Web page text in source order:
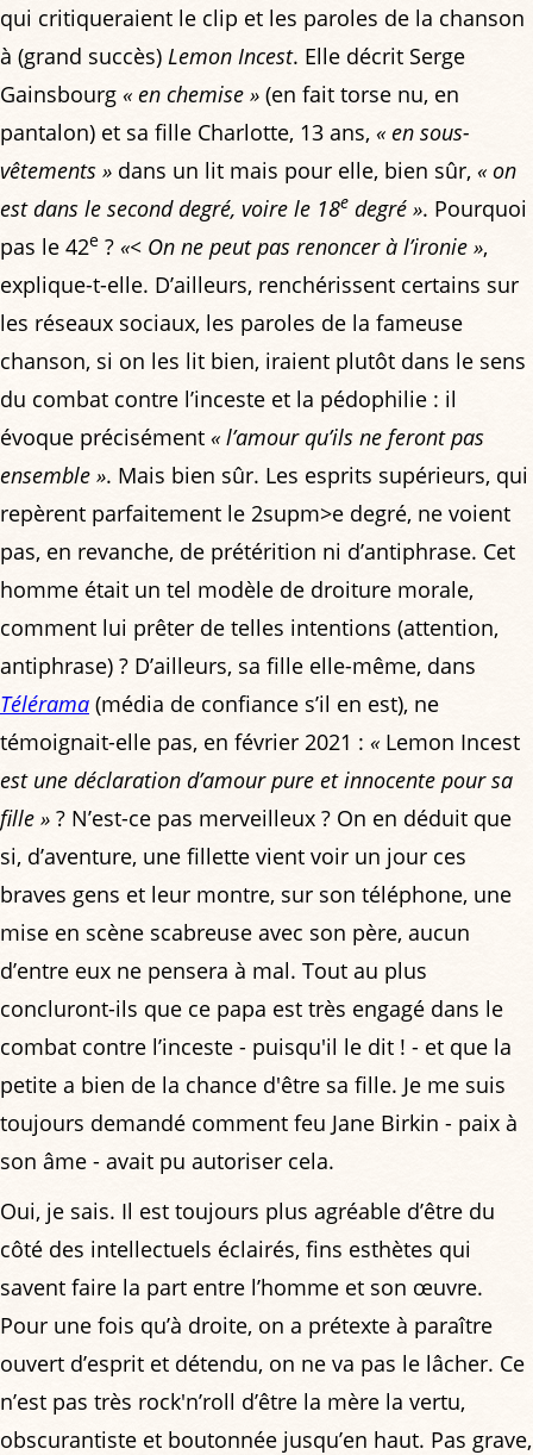
qui critiqueraient le clip et les paroles de la chanson
à (grand succès) Lemon Incest. Elle décrit Serge
Gainsbourg « en chemise » (en fait torse nu, en
pantalon) et sa fille Charlotte, 13 ans, « en sous-
vêtements » dans un lit mais pour elle, bien sûr, « on
est dans le second degré, voire le 18e degré ». Pourquoi
pas le 42e ? «< On ne peut pas renoncer à l’ironie »,
explique-t-elle. D’ailleurs, renchérissent certains sur
les réseaux sociaux, les paroles de la fameuse
chanson, si on les lit bien, iraient plutôt dans le sens
du combat contre l’inceste et la pédophilie : il
évoque précisément « l’amour qu’ils ne feront pas
ensemble ». Mais bien sûr. Les esprits supérieurs, qui
repèrent parfaitement le 2supm>e degré, ne voient
pas, en revanche, de prétérition ni d’antiphrase. Cet
homme était un tel modèle de droiture morale,
comment lui prêter de telles intentions (attention,
antiphrase) ? D’ailleurs, sa fille elle-même, dans
Télérama (média de confiance s’il en est), ne
témoignait-elle pas, en février 2021 : « Lemon Incest
est une déclaration d’amour pure et innocente pour sa
fille » ? N’est-ce pas merveilleux ? On en déduit que
si, d’aventure, une fillette vient voir un jour ces
braves gens et leur montre, sur son téléphone, une
mise en scène scabreuse avec son père, aucun
d’entre eux ne pensera à mal. Tout au plus
concluront-ils que ce papa est très engagé dans le
combat contre l’inceste - puisqu'il le dit ! - et que la
petite a bien de la chance d'être sa fille. Je me suis
toujours demandé comment feu Jane Birkin - paix à
son âme - avait pu autoriser cela.
Oui, je sais. Il est toujours plus agréable d’être du
côté des intellectuels éclairés, fins esthètes qui
savent faire la part entre l’homme et son œuvre.
Pour une fois qu’à droite, on a prétexte à paraître
ouvert d’esprit et détendu, on ne va pas le lâcher. Ce
n’est pas très rock'n’roll d’être la mère la vertu,
obscurantiste et boutonnée jusqu’en haut. Pas grave,